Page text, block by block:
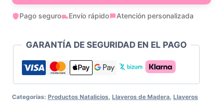
Natalicio
Personalizado
Pago seguro Envío rápido Atención personalizada
GARANTÍA DE SEGURIDAD EN EL PAGO
Categorías: Productos Natalicios, Llaveros de Madera, Llaveros